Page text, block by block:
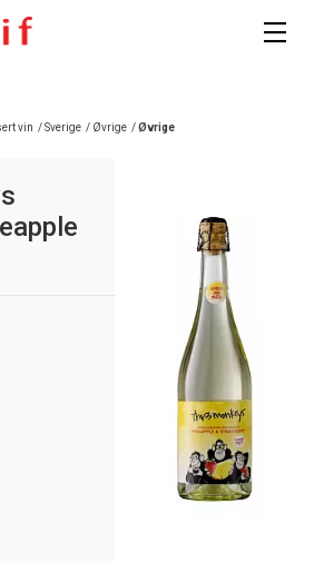
vin /Sverige / Øvrige /Øvrige